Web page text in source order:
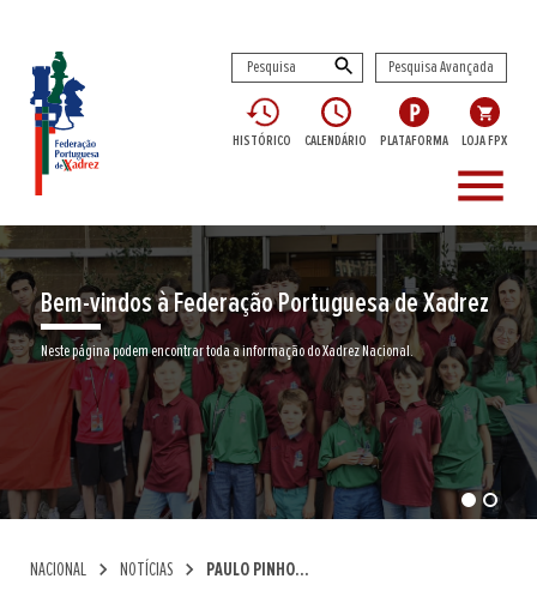
Pesquisa Avançada
HISTÓRICO CALENDÁRIO PLATAFORMA LOJA FPX
menu
Bem-vindos à Federação Portuguesa de Xadrez
Neste página podem encontrar toda a informação do Xadrez Nacional.
NACIONAL chevron_right NOTÍCIAS chevron_right PAULO PINHO...